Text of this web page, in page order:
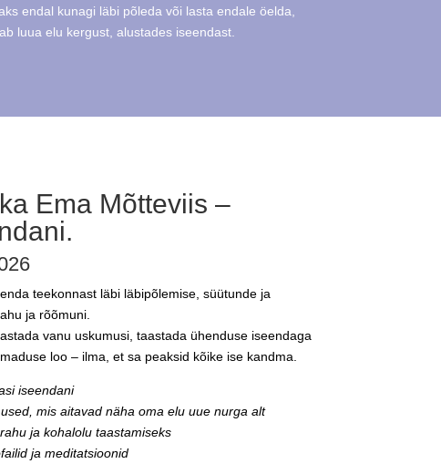
endal kunagi läbi põleda või lasta endale öelda,
luua elu kergust, alustades iseendast.
Ema Mõtteviis –
teekonnast läbi läbipõlemise, süütunde ja
ja rõõmuni.
vanu uskumusi, taastada ühenduse iseendaga
loo – ilma, et sa peaksid kõike ise kandma.
iseendani
mis aitavad näha oma elu uue nurga alt
ja kohalolu taastamiseks
ja meditatsioonid